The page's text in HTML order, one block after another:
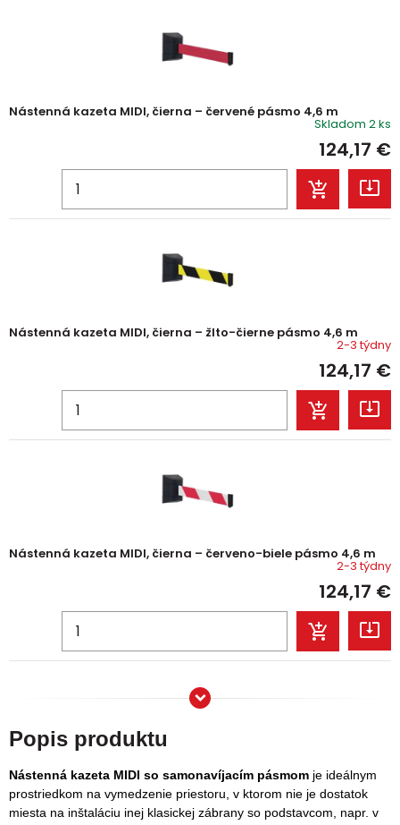
Nástenná kazeta MIDI, čierna – červené pásmo 4,6 m
Skladom 2 ks
124,17 €
Nástenná kazeta MIDI, čierna – žlto-čierne pásmo 4,6 m
2-3 týdny
124,17 €
Nástenná kazeta MIDI, čierna – červeno-biele pásmo 4,6 m
2-3 týdny
124,17 €
Popis produktu
Nástenná kazeta MIDI so samonavíjacím pásmom je ideálnym
prostriedkom na vymedzenie priestoru, v ktorom nie je dostatok
miesta na inštaláciu inej klasickej zábrany so podstavcom , napr. v